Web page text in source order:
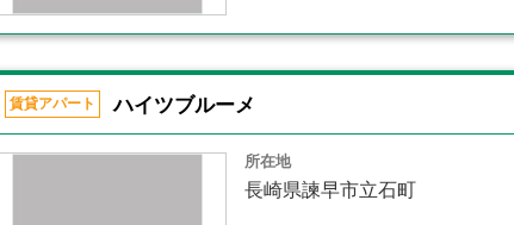
賃貸アパート ハイツブルーメ
所在地
長崎県諫早市立石町